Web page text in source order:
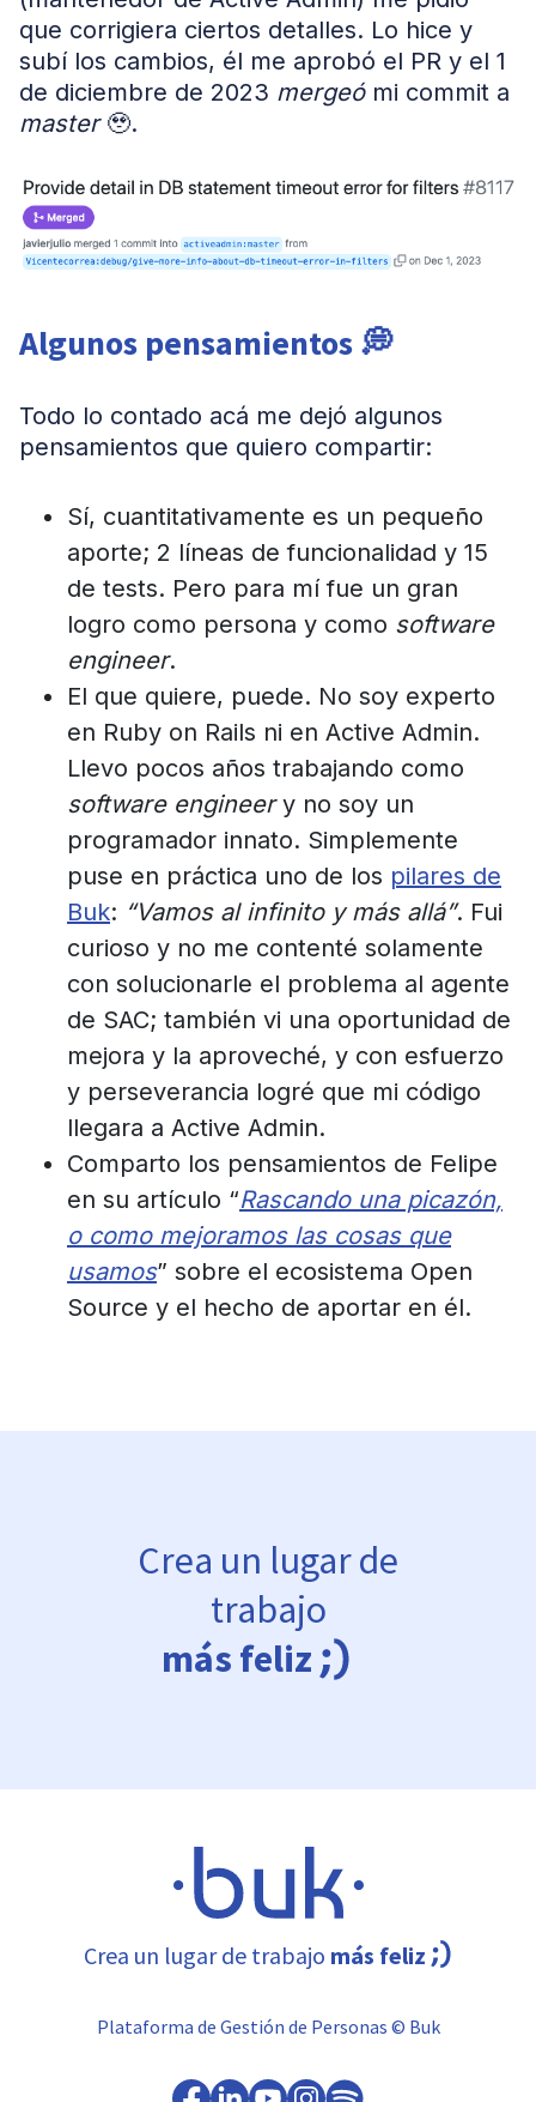
que corrigiera ciertos detalles. Lo hice y
subí los cambios, él me aprobó el PR y el 1
de diciembre de 2023 mergeómi commit a
master🥹.
Algunos pensamientos 💭
Todo lo contado acá me dejó algunos
pensamientos que quiero compartir:
Sí, cuantitativamente es un pequeño
aporte; 2 líneas de funcionalidad y 15
de tests. Pero para mí fue un gran
logro como persona y como software
engineer.
El que quiere, puede. No soy experto
en Ruby on Rails ni en Active Admin.
Llevo pocos años trabajando como
software engineery no soy un
programador innato. Simplemente
puse en práctica uno de los pilares de
Buk: “Vamos al infinito y más allá”. Fui
curioso y no me contenté solamente
con solucionarle el problema al agente
de SAC; también vi una oportunidad de
mejora y la aproveché, y con esfuerzo
y perseverancia logré que mi código
llegara a Active Admin.
Comparto los pensamientos de Felipe
en su artículo “Rascando una picazón,
o como mejoramos las cosas que
usamos” sobre el ecosistema Open
Source y el hecho de aportar en él.
Crea un lugar de
trabajo
más feliz
Crea un lugar de trabajo más feliz
Plataforma de Gestión de Personas © Buk